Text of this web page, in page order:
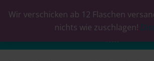
Wir verschicken ab 12 Flaschen
nichts wie zuschlagen!